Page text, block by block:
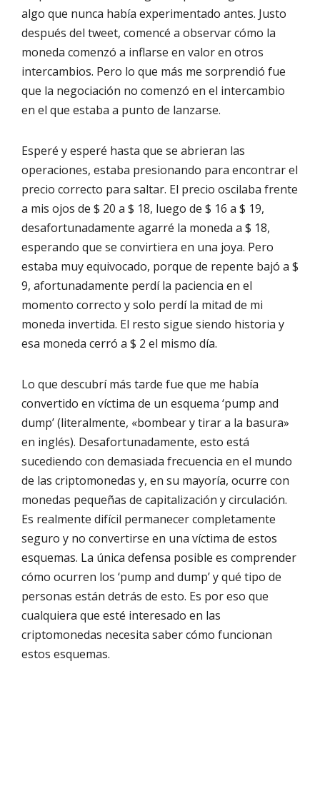
algo que nunca había experimentado antes. Justo
después del tweet, comencé a observar cómo la
moneda comenzó a inflarse en valor en otros
intercambios. Pero lo que más me sorprendió fue
que la negociación no comenzó en el intercambio
en el que estaba a punto de lanzarse.
Esperé y esperé hasta que se abrieran las
operaciones, estaba presionando para encontrar el
precio correcto para saltar. El precio oscilaba frente
a mis ojos de $ 20 a $ 18, luego de $ 16 a $ 19,
desafortunadamente agarré la moneda a $ 18,
esperando que se convirtiera en una joya. Pero
estaba muy equivocado, porque de repente bajó a $
9, afortunadamente perdí la paciencia en el
momento correcto y solo perdí la mitad de mi
moneda invertida. El resto sigue siendo historia y
esa moneda cerró a $ 2 el mismo día.
Lo que descubrí más tarde fue que me había
convertido en víctima de un esquema ‘pump and
dump’ (literalmente, «bombear y tirar a la basura»
en inglés). Desafortunadamente, esto está
sucediendo con demasiada frecuencia en el mundo
de las criptomonedas y, en su mayoría, ocurre con
monedas pequeñas de capitalización y circulación.
Es realmente difícil permanecer completamente
seguro y no convertirse en una víctima de estos
esquemas. La única defensa posible es comprender
cómo ocurren los ‘pump and dump’ y qué tipo de
personas están detrás de esto. Es por eso que
cualquiera que esté interesado en las
criptomonedas necesita saber cómo funcionan
estos esquemas.